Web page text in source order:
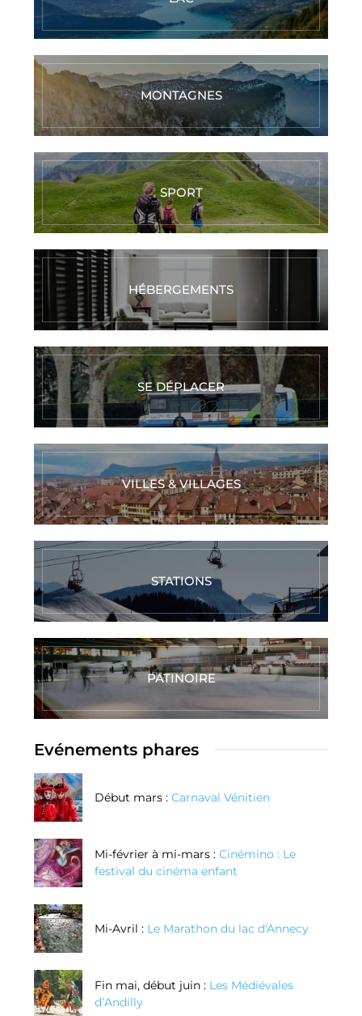
MONTAGNES
SPORT
HÉBERGEMENTS
SE DÉPLACER
VILLES & VILLAGES
STATIONS
PATINOIRE
Evénements phares
Début mars : Carnaval Vénitien
Mi-février à mi-mars : Cinémino : Le
festival du cinéma enfant
Mi-Avril : Le Marathon du lac d'Annecy
Fin mai, début juin : Les Médiévales
d’Andilly